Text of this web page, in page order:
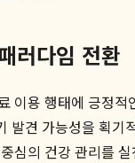
러다임 전환
이용 행태에 긍정
발견 가능성을 획
심의 건강 관리를